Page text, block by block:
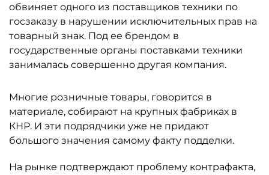
обвиняет одного из поставщиков техники по
госзаказу в нарушении исключительных прав на
товарный знак. Под ее брендом в
государственные органы поставками техники
занималась совершенно другая компания.
Многие розничные товары, говорится в
материале, собирают на крупных фабриках в
КНР. И эти подрядчики уже не придают
большого значения самому факту подделки.
На рынке подтверждают проблему контрафакта,